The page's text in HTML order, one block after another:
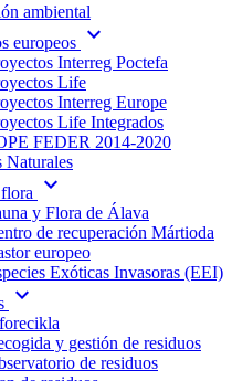
ambiental
europeos expand_more
Interreg Poctefa
Life
Interreg Europe
Life Integrados
FEDER 2014-2020
Naturales
expand_more
y Flora de Álava
de recuperación Mártioda
europeo
Exóticas Invasoras (EEI)
expand_more
y gestión de residuos
de residuos